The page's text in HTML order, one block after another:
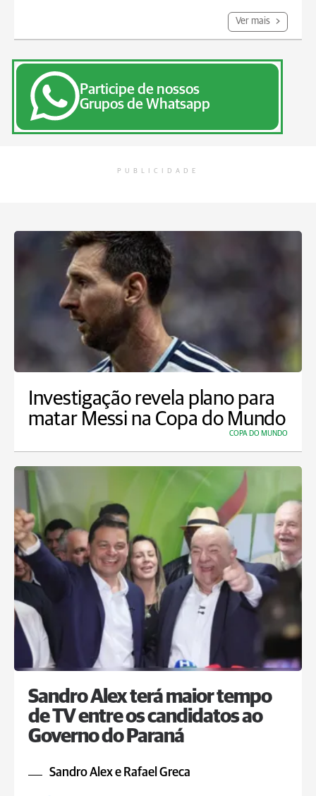
Ver mais
Participe de nossos
Grupos de Whatsapp
PUBLICIDADE
Investigação revela plano para
matar Messi na Copa do Mundo
COPA DO MUNDO
Sandro Alex terá maior tempo
de TV entre os candidatos ao
Governo do Paraná
Sandro Alex e Rafael Greca